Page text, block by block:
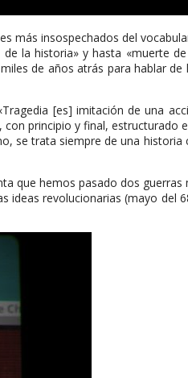
más insospechados del
la historia» y hasta «muerte
de años atrás para hablar
[es] imitación de una
principio y final, estructurado
se trata siempre de una historia
que hemos pasado dos
revolucionarias (mayo del